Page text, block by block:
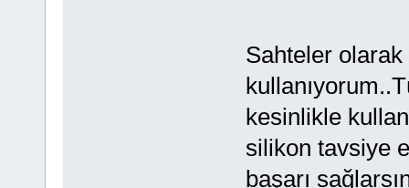
Sahteler olarak
kesinlikle
silikon tavsiye
başarı